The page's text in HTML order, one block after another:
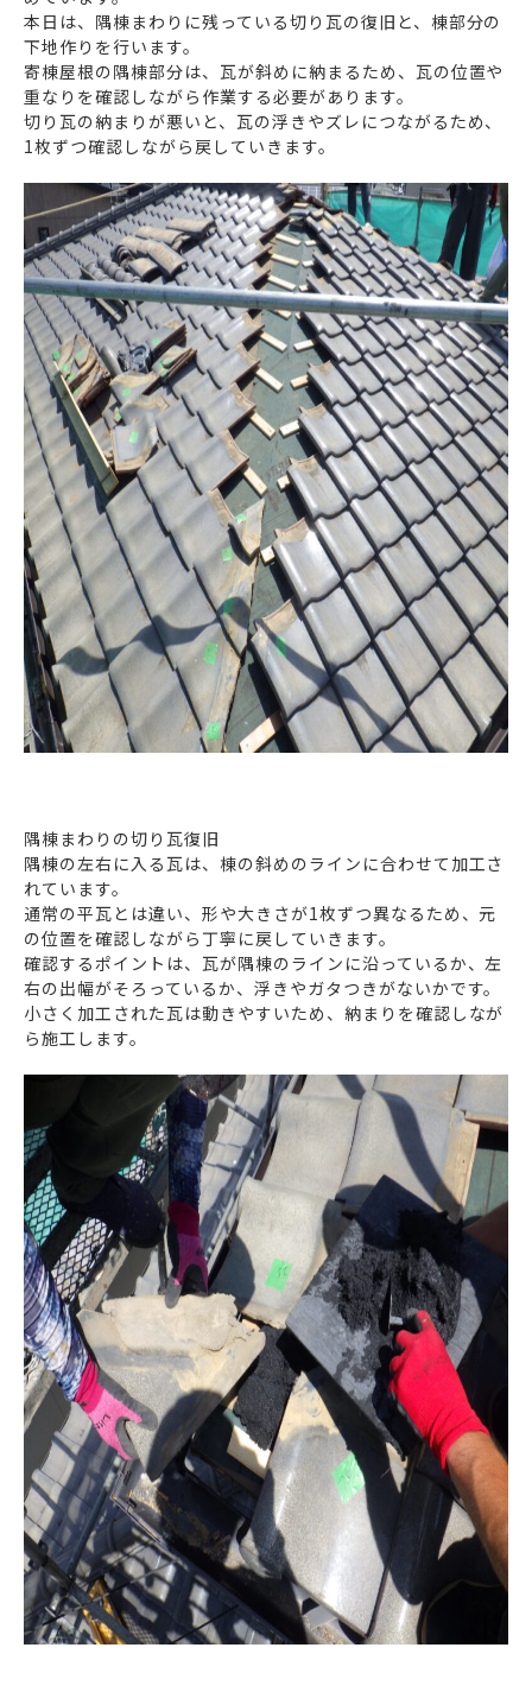
本日は、隅棟まわりに残っている切り瓦の復旧と、棟部分の
下地作りを行います。
寄棟屋根の隅棟部分は、瓦が斜めに納まるため、瓦の位置や
重なりを確認しながら作業する必要があります。
切り瓦の納まりが悪いと、瓦の浮きやズレにつながるため、
1枚ずつ確認しながら戻していきます。
隅棟まわりの切り瓦復旧
隅棟の左右に入る瓦は、棟の斜めのラインに合わせて加工さ
れています。
通常の平瓦とは違い、形や大きさが1枚ずつ異なるため、元
の位置を確認しながら丁寧に戻していきます。
確認するポイントは、瓦が隅棟のラインに沿っているか、左
右の出幅がそろっているか、浮きやガタつきがないかです。
小さく加工された瓦は動きやすいため、納まりを確認しなが
ら施工します。